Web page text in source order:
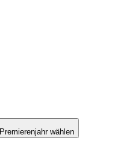
Premierenjahr wählen